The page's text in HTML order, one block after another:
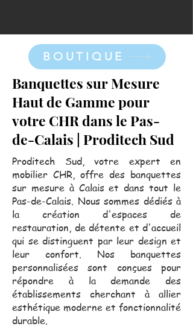
BOUTIQUE
Banquettes sur Mesure
Haut de Gamme pour
votre CHR dans le Pas-
de-Calais | Proditech Sud
Proditech Sud, votre expert en
mobilier CHR, offre des banquettes
sur mesure à Calais et dans tout le
Pas-de-Calais. Nous sommes dédiés à
la création d'espaces de
restauration, de détente et d'accueil
qui se distinguent par leur design et
leur confort. Nos banquettes
personnalisées sont conçues pour
répondre à la demande des
établissements cherchant à allier
esthétique moderne et fonctionnalité
durable.